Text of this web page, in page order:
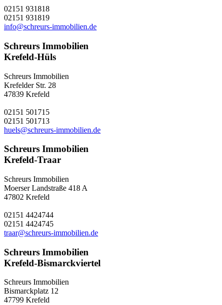
02151 931818
02151 931819
info@schreurs-immobilien.de
Schreurs Immobilien
Krefeld-Hüls
Schreurs Immobilien
Krefelder Str. 28
47839 Krefeld
02151 501715
02151 501713
huels@schreurs-immobilien.de
Schreurs Immobilien
Krefeld-Traar
Schreurs Immobilien
Moerser Landstraße 418 A
47802 Krefeld
02151 4424744
02151 4424745
traar@schreurs-immobilien.de
Schreurs Immobilien
Krefeld-Bismarckviertel
Schreurs Immobilien
Bismarckplatz 12
47799 Krefeld